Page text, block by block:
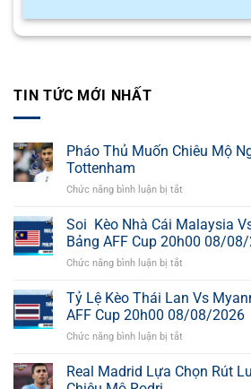
TIN TỨC MỚI NHẤT
Pháo Thủ Muốn Chiêu Mộ
Tottenham
Chức năng bình luận bị tắt
Thủ
Muốn
Chiêu
Sao
Của
Soi Kèo Nhà Cái Malaysia
Bảng AFF Cup 20h00 08/
Chức năng bình luận bị tắt
Kèo
Nhà
Cái
Philippines
Tỷ Lệ Kèo Thái Lan Vs
AFF Cup 20h00 08/08/2026
Chức năng bình luận bị tắt
Lệ
Kèo
Real Madrid Lựa Chọn Rút